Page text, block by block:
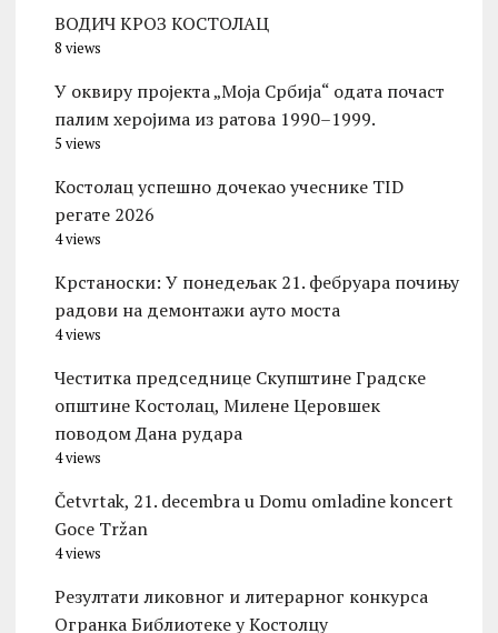
ВОДИЧ КРОЗ КОСТОЛАЦ
8 views
У оквиру пројекта „Моја Србија“ одата почаст
палим херојима из ратова 1990–1999.
5 views
Костолац успешно дочекао учеснике TID
регате 2026
4 views
Kрстаноски: У понедељак 21. фебруара почињу
радови на демонтажи ауто моста
4 views
Честитка председнице Скупштине Градске
општине Kостолац, Милене Церовшек
поводом Дана рудара
4 views
Četvrtak, 21. decembra u Domu omladine koncert
Goce Tržan
4 views
Резултати ликовног и литерарног конкурса
Огранка Библиотеке у Костолцу